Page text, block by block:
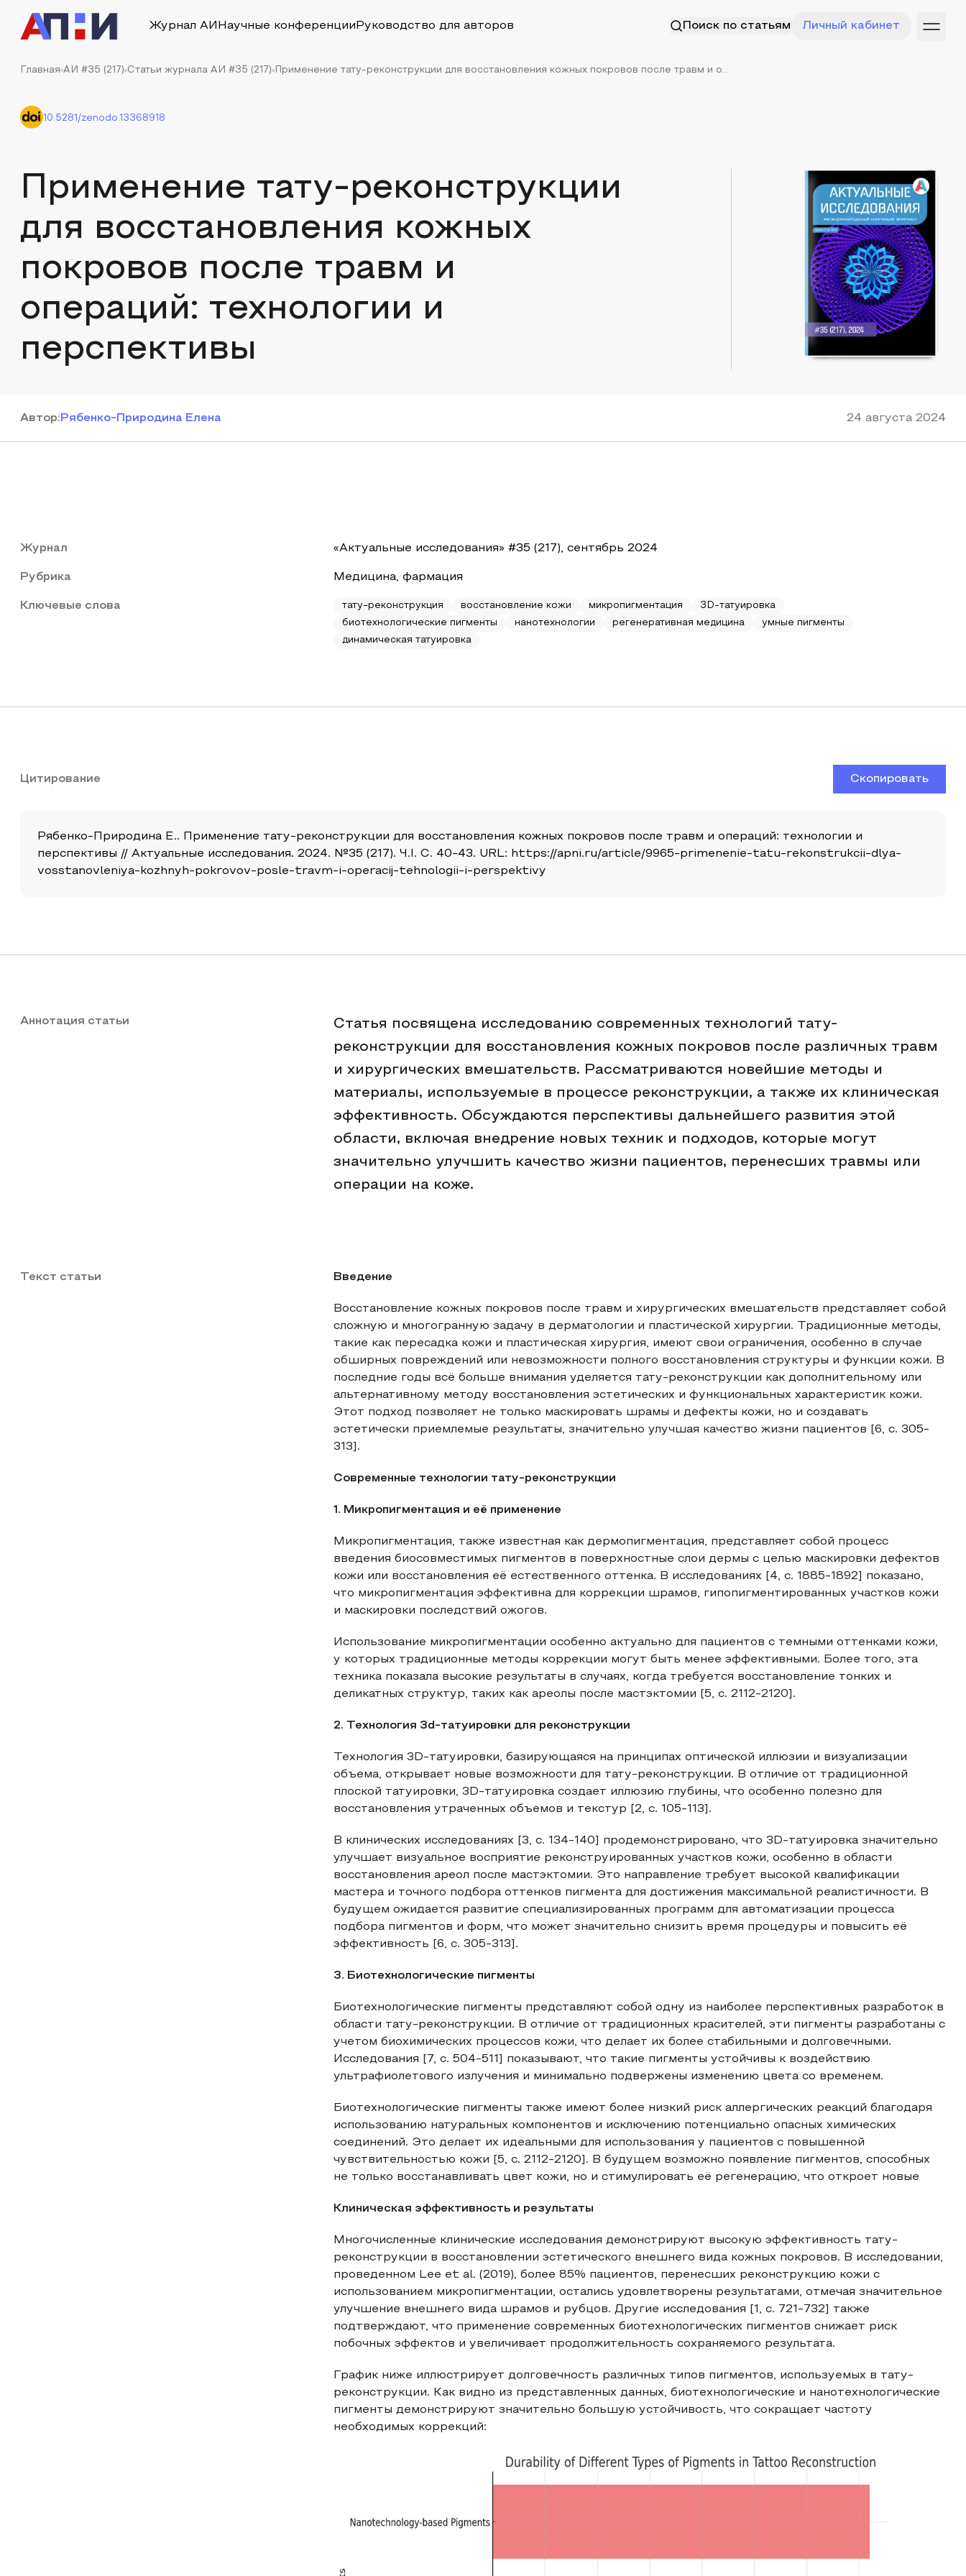
Журнал АИ Научные конференции Руководство для авторов Поиск по статьям Личный кабинет
Главная АИ #35 (217) Статьи журнала АИ #35 (217) Применение тату-реконструкции для восстановления кожных покровов после травм и о...
10.5281/zenodo.13368918
Применение тату-реконструкции
для восстановления кожных
покровов после травм и
операций: технологии и
перспективы
Автор: Рябенко-Природина Елена 24 августа 2024
Журнал «Актуальные исследования» #35 (217), сентябрь 2024
Рубрика Медицина, фармация
Ключевые слова тату-реконструкция восстановление кожи микропигментация
3D-татуировка
биотехнологические пигменты
нанотехнологии регенеративная медицина
умные пигменты
динамическая татуировка
Цитирование Скопировать
Рябенко-Природина Е.. Применение тату-реконструкции для восстановления кожных покровов после травм и операций: технологии и
перспективы // Актуальные исследования. 2024. №35 (217). Ч.I. С. 40-43. URL: https://apni.ru/article/9965-primenenie-tatu-rekonstrukcii-dlya-
vosstanovleniya-kozhnyh-pokrovov-posle-travm-i-operacij-tehnologii-i-perspektivy
Аннотация статьи
Статья посвящена исследованию современных технологий тату-
реконструкции для восстановления кожных покровов после различных травм
и хирургических вмешательств. Рассматриваются новейшие методы и
материалы, используемые в процессе реконструкции, а также их клиническая
эффективность. Обсуждаются перспективы дальнейшего развития этой
области, включая внедрение новых техник и подходов, которые могут
значительно улучшить качество жизни пациентов, перенесших травмы или
операции на коже.
Текст статьи Введение
Восстановление кожных покровов после травм и хирургических вмешательств представляет собой
сложную и многогранную задачу в дерматологии и пластической хирургии. Традиционные методы,
такие как пересадка кожи и пластическая хирургия, имеют свои ограничения, особенно в случае
обширных повреждений или невозможности полного восстановления структуры и функции кожи. В
последние годы всё больше внимания уделяется тату-реконструкции как дополнительному или
альтернативному методу восстановления эстетических и функциональных характеристик кожи.
Этот подход позволяет не только маскировать шрамы и дефекты кожи, но и создавать
эстетически приемлемые результаты, значительно улучшая качество жизни пациентов [6, с. 305-
313].
Современные технологии тату-реконструкции
1. Микропигментация и её применение
Микропигментация, также известная как дермопигментация, представляет собой процесс
введения биосовместимых пигментов в поверхностные слои дермы с целью маскировки дефектов
кожи или восстановления её естественного оттенка. В исследованиях [4, с. 1885-1892] показано,
что микропигментация эффективна для коррекции шрамов, гипопигментированных участков кожи
и маскировки последствий ожогов.
Использование микропигментации особенно актуально для пациентов с темными оттенками кожи,
у которых традиционные методы коррекции могут быть менее эффективными. Более того, эта
техника показала высокие результаты в случаях, когда требуется восстановление тонких и
деликатных структур, таких как ареолы после мастэктомии [5, с. 2112-2120].
2. Технология 3d-татуировки для реконструкции
Технология 3D-татуировки, базирующаяся на принципах оптической иллюзии и визуализации
объема, открывает новые возможности для тату-реконструкции. В отличие от традиционной
плоской татуировки, 3D-татуировка создает иллюзию глубины, что особенно полезно для
восстановления утраченных объемов и текстур [2, с. 105-113].
В клинических исследованиях [3, с. 134-140] продемонстрировано, что 3D-татуировка значительно
улучшает визуальное восприятие реконструированных участков кожи, особенно в области
восстановления ареол после мастэктомии. Это направление требует высокой квалификации
мастера и точного подбора оттенков пигмента для достижения максимальной реалистичности. В
будущем ожидается развитие специализированных программ для автоматизации процесса
подбора пигментов и форм, что может значительно снизить время процедуры и повысить её
эффективность [6, с. 305-313].
3. Биотехнологические пигменты
Биотехнологические пигменты представляют собой одну из наиболее перспективных разработок в
области тату-реконструкции. В отличие от традиционных красителей, эти пигменты разработаны с
учетом биохимических процессов кожи, что делает их более стабильными и долговечными.
Исследования [7, с. 504-511] показывают, что такие пигменты устойчивы к воздействию
ультрафиолетового излучения и минимально подвержены изменению цвета со временем.
Биотехнологические пигменты также имеют более низкий риск аллергических реакций благодаря
использованию натуральных компонентов и исключению потенциально опасных химических
соединений. Это делает их идеальными для использования у пациентов с повышенной
чувствительностью кожи [5, с. 2112-2120]. В будущем возможно появление пигментов, способных
не только восстанавливать цвет кожи, но и стимулировать её регенерацию, что откроет новые
Клиническая эффективность и результаты
Многочисленные клинические исследования демонстрируют высокую эффективность тату-
реконструкции в восстановлении эстетического внешнего вида кожных покровов. В исследовании,
проведенном Lee et al. (2019), более 85% пациентов, перенесших реконструкцию кожи с
использованием микропигментации, остались удовлетворены результатами, отмечая значительное
улучшение внешнего вида шрамов и рубцов. Другие исследования [1, с. 721-732] также
подтверждают, что применение современных биотехнологических пигментов снижает риск
побочных эффектов и увеличивает продолжительность сохраняемого результата.
График ниже иллюстрирует долговечность различных типов пигментов, используемых в тату-
реконструкции. Как видно из представленных данных, биотехнологические и нанотехнологические
пигменты демонстрируют значительно большую устойчивость, что сокращает частоту
необходимых коррекций: